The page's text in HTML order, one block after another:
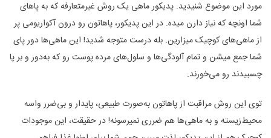
مورد این موضوع شنیدید. پدیکور ماهی یک روش غیرمتعارفه که به پاهای
شما اونچه که نیاز دارن میده. در این پدیکور، پاهاتون رو درون آکواریومی پر
از ماهی‌های کوچیک میزارین. بله درست متوجه شدید! این ماهی‌ها دور پای
شما جمع میشن و تمام آلودگی‌ها و سلول‌های مرده پوست رو که به‌دور و بر پا
چسبیدند رو می‌خورند.
توی این روش مراقبت از پاهاتون به‌صورت طبیعی، پایدار و بی‌ضرر واسه
محیط‌زیسته و به ماهی‌ها هم ضرری نمیرسونه! در حقیقت، این موجودات